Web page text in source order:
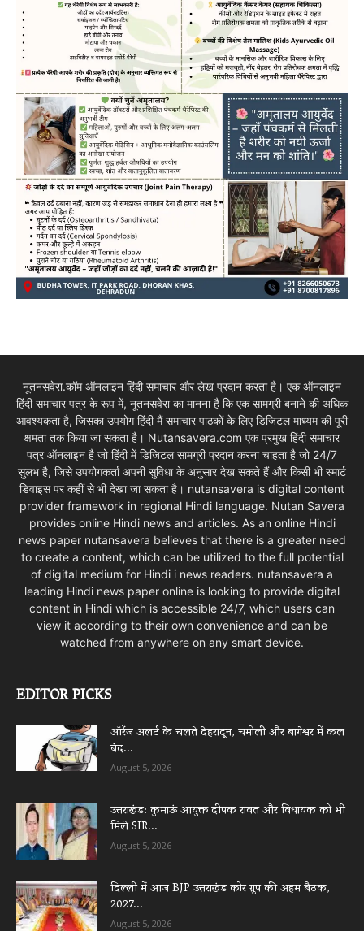
नूतनसवेरा.कॉम ऑनलाइन हिंदी समाचार और लेख प्रदान करता है। एक ऑनलाइन
हिंदी समाचार पत्र के रूप में, नूतनसवेरा का मानना है कि एक सामग्री बनाने की अधिक
आवश्यकता है, जिसका उपयोग हिंदी मैं समाचार पाठकों के लिए डिजिटल माध्यम की पूरी
क्षमता तक किया जा सकता है। Nutansavera.com एक प्रमुख हिंदी समाचार
पत्र ऑनलाइन है जो हिंदी में डिजिटल सामग्री प्रदान करना चाहता है जो 24/7
सुलभ है, जिसे उपयोगकर्ता अपनी सुविधा के अनुसार देख सकते हैं और किसी भी स्मार्ट
डिवाइस पर कहीं से भी देखा जा सकता है। nutansavera is digital content
provider framework in regional Hindi language. Nutan Savera
provides online Hindi news and articles. As an online Hindi
news paper nutansavera believes that there is a greater need
to create a content, which can be utilized to the full potential
of digital medium for Hindi i news readers. nutansavera a
leading Hindi news paper online is looking to provide digital
content in Hindi which is accessible 24/7, which users can
view it according to their own convenience and can be
watched from anywhere on any smart device.
EDITOR PICKS
ऑरेंज अलर्ट के चलते देहरादून, चमोली और बागेश्वर में कल
बंद...
August 5, 2026
उत्तराखंड: कुमाऊं आयुक्त दीपक रावत और विधायक को भी
मिले SIR...
August 5, 2026
दिल्ली में आज BJP उत्तराखंड कोर ग्रुप की अहम बैठक,
2027...
August 5, 2026